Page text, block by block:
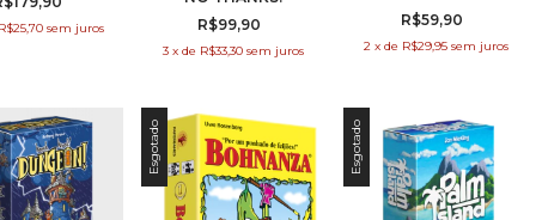
sem juros
R$99,90
3 x de R$33,30 sem juros
PIZZA
R$59,90
2 x de R$29,95 sem juros
Esgotado Esgotado